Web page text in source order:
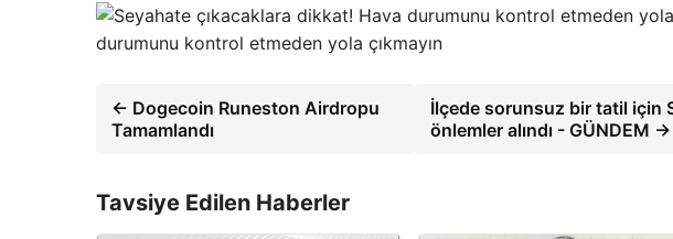
durumunu kontrol etmeden yola çıkmayın
← Dogecoin Runeston Airdropu
Tamamlandı
İlçede sorunsuz bir tatil için
önlemler alındı ​​- GÜNDEM →
Tavsiye Edilen Haberler